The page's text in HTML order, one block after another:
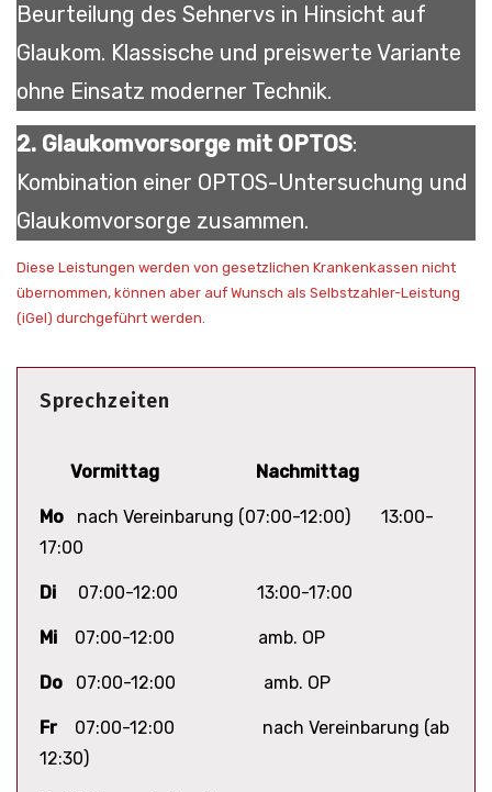
Beurteilung des Sehnervs in Hinsicht auf
Glaukom. Klassische und preiswerte Variante
ohne Einsatz moderner Technik.
2. Glaukomvorsorge mit OPTOS:
Kombination einer OPTOS-Untersuchung und
Glaukomvorsorge zusammen.
Diese Leistungen werden von gesetzlichen Krankenkassen nicht
übernommen, können aber auf Wunsch als Selbstzahler-Leistung
(iGel) durchgeführt werden.
Sprechzeiten
Vormittag Nachmittag
Mo
nach Vereinbarung (07:00-12:00) 13:00-
17:00
Di 07:00-12:00 13:00-17:00
Mi 07:00-12:00 amb. OP
Do 07:00-12:00 amb. OP
Fr07:00-12:00 nach Vereinbarung (ab
12:30)